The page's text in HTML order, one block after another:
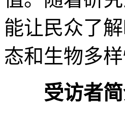
能让民众了
态和生物多
受访者简